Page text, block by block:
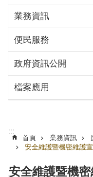
場
進
訊
息
公
識
局
業務資訊
便民服務
政府資訊公開
檔案應用
:::
首頁 業務資訊
安全維護暨機密維護
安全維護暨機